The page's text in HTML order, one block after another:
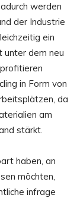
werden
der Industrie
ein
unter dem neu
in Form von
da
am
stärkt.
haben, an
möchten,
infrage